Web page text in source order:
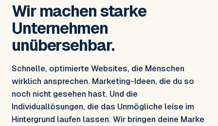
Wir machen starke
Unternehmen
unübersehbar.
Schnelle, optimierte Websites, die Menschen
wirklich ansprechen. Marketing-Ideen, die du so
noch nicht gesehen hast. Und die
Individuallösungen, die das Unmögliche leise im
Hintergrund laufen lassen. Wir bringen deine Marke